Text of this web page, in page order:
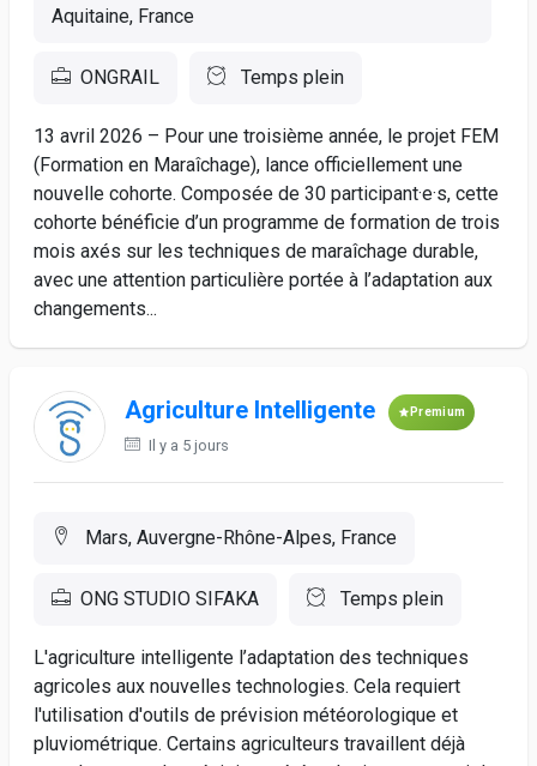
Aquitaine, France
ONGRAIL Temps plein
13 avril 2026 – Pour une troisième année, le projet FEM
(Formation en Maraîchage), lance officiellement une
nouvelle cohorte. Composée de 30 participant·e·s, cette
cohorte bénéficie d’un programme de formation de trois
mois axés sur les techniques de maraîchage durable,
avec une attention particulière portée à l’adaptation aux
changements...
Agriculture Intelligente Premium
Il y a 5 jours
Mars, Auvergne-Rhône-Alpes, France
ONG STUDIO SIFAKA Temps plein
L'agriculture intelligente l’adaptation des techniques
agricoles aux nouvelles technologies. Cela requiert
l'utilisation d'outils de prévision météorologique et
pluviométrique. Certains agriculteurs travaillent déjà